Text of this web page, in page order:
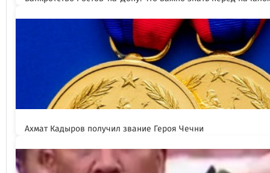
Ахмат Кадыров получил звание Героя Чечни